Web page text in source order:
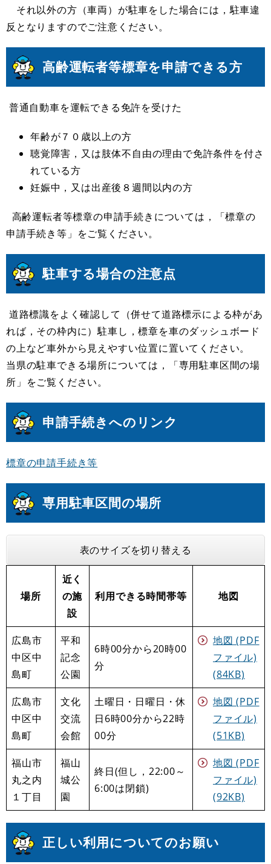
それ以外の方（車両）が駐車をした場合には，駐車違
反となりますのでご注意ください。
高齢運転者等標章を申請できる方
普通自動車を運転できる免許を受けた
年齢が７０歳以上の方
聴覚障害，又は肢体不自由の理由で免許条件を付さ
れている方
妊娠中，又は出産後８週間以内の方
高齢運転者等標章の申請手続きについては，「標章の
申請手続き等」をご覧ください。
駐車する場合の注意点
道路標識をよく確認して（併せて道路標示による枠があ
れば，その枠内に）駐車し，標章を車のダッシュボード
の上など車外から見えやすい位置に置いてください。
当県の駐車できる場所については，「専用駐車区間の場
所」をご覧ください。
申請手続きへのリンク
標章の申請手続き等
専用駐車区間の場所
表のサイズを切り替える
場所
近く
の施
設
利用できる時間帯等 地図
広島市
中区中
島町
平和
記念
公園
6時00分から20時00
分
地図 (PDF
ファイル)
(84KB)
広島市
中区中
島町
文化
交流
会館
土曜日・日曜日・休
日6時00分から22時
00分
地図 (PDF
ファイル)
(51KB)
福山市
丸之内
１丁目
福山
城公
園
終日(但し，22:00～
6:00は閉鎖)
地図 (PDF
ファイル)
(92KB)
正しい利用についてのお願い